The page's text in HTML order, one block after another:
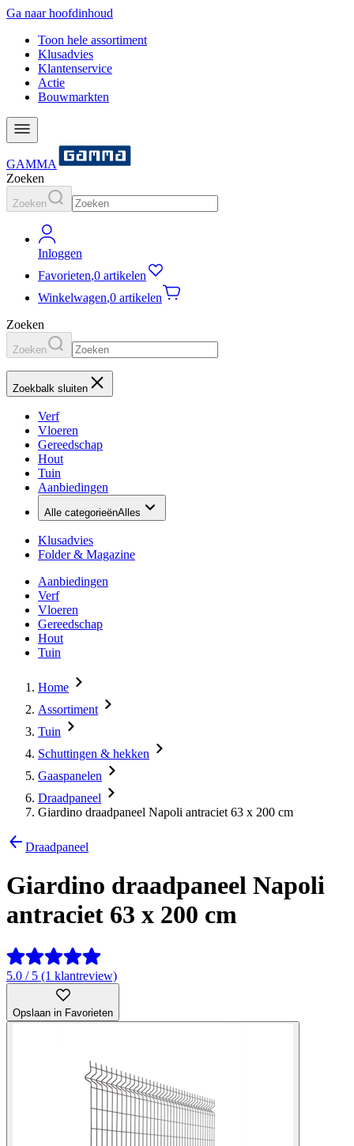
Ga naar hoofdinhoud
Toon hele assortiment
Klusadvies
Klantenservice
Actie
Bouwmarkten
GAMMA
Zoeken
Zoeken
Inloggen
Favorieten,0 artikelen
Winkelwagen,0 artikelen
Zoeken
Zoeken
Zoekbalk sluiten
Verf
Vloeren
Gereedschap
Hout
Tuin
Aanbiedingen
Alle categorieënAlles
Klusadvies
Folder & Magazine
Aanbiedingen
Verf
Vloeren
Gereedschap
Hout
Tuin
Home
Assortiment
Tuin
Schuttingen & hekken
Gaaspanelen
Draadpaneel
Giardino draadpaneel Napoli antraciet 63 x 200 cm
Draadpaneel
Giardino draadpaneel Napoli
antraciet 63 x 200 cm
5.0 / 5 (1 klantreview)
Opslaan in Favorieten